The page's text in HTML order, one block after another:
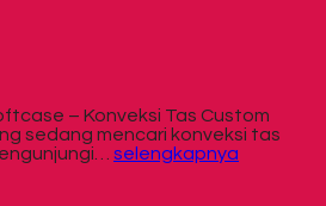
– Konveksi Tas Custom
sedang mencari konveksi tas
selengkapnya